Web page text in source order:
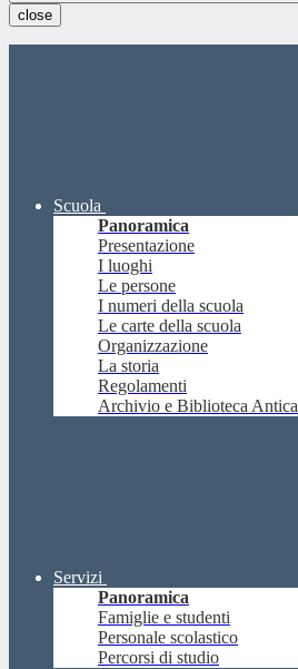
close
Scuola
Panoramica
Presentazione
I luoghi
Le persone
I numeri della scuola
Le carte della scuola
Organizzazione
La storia
Regolamenti
Archivio e Biblioteca Antica
Servizi
Panoramica
Famiglie e studenti
Personale scolastico
Percorsi di studio